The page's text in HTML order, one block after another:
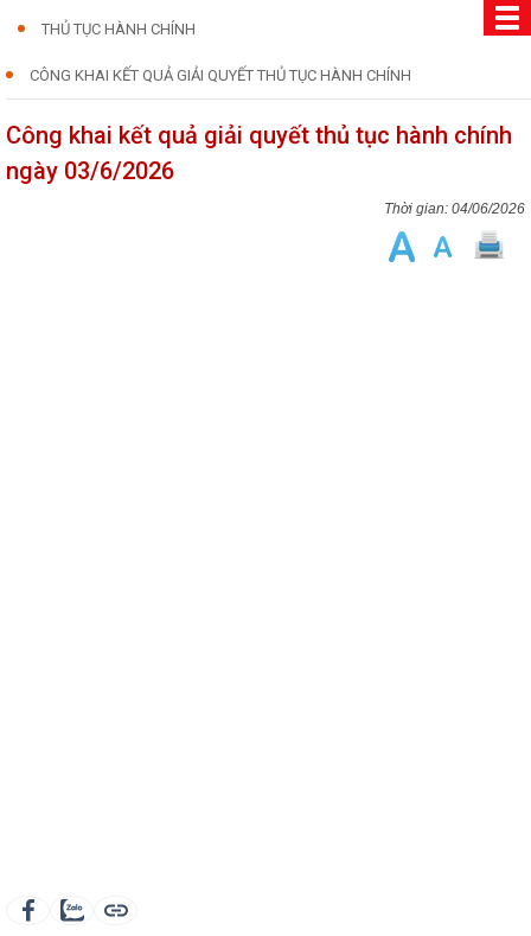
THỦ TỤC HÀNH CHÍNH
CÔNG KHAI KẾT QUẢ GIẢI QUYẾT THỦ TỤC HÀNH CHÍNH
Công khai kết quả giải quyết thủ tục hành chính
ngày 03/6/2026
04/06/2026